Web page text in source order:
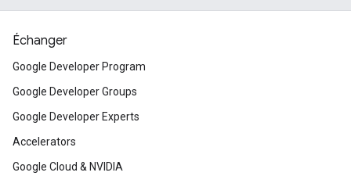
Échanger
Google Developer Program
Google Developer Groups
Google Developer Experts
Accelerators
Google Cloud & NVIDIA